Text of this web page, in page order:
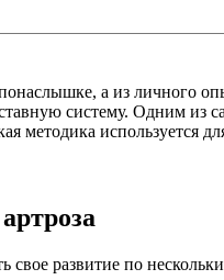
а из личного
систему. Одним из
методика используется
свое развитие по